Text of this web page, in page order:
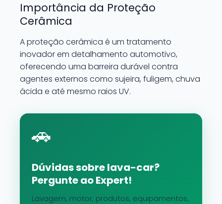
Importância da Proteção
Cerâmica
A proteção cerâmica é um tratamento
inovador em detalhamento automotivo,
oferecendo uma barreira durável contra
agentes externos como sujeira, fuligem, chuva
ácida e até mesmo raios UV.
🚗
Dúvidas sobre lava-car?
Pergunte ao Expert!
Lavagem, motor, produtos, equipamentos,